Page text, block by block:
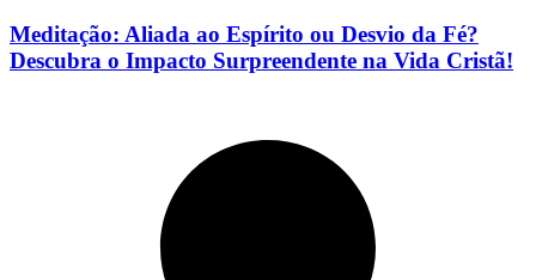
Meditação: Aliada ao Espírito ou Desvio da Fé?
Descubra o Impacto Surpreendente na Vida Cristã!